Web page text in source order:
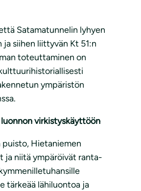
Satamatunnelin lyhyen
siihen liittyvän Kt 51:n
toteuttaminen on
ympäristön
virkistyskäyttöön
puisto, Hietaniemen
ja niitä ympäröivät ranta-
tärkeää lähiluontoa ja